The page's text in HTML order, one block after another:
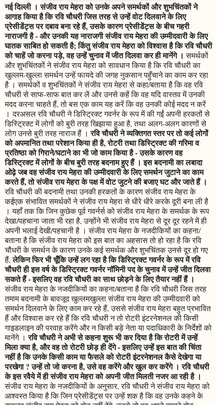
नई दिल्ली । संजीव राय मेहरा को उनके अपने समर्थकों और शुभचिंतकों ने
आगाह किया है कि रवि चौधरी जिस तरह से उन्हें वोट दिलवाने के लिए
प्रेसीडेंट्स पर दबाव बना रहे हैं, उसके कारण प्रेसीडेंट्स के बीच गहरी
नाराजगी है - और उनकी यह नाराजगी संजीव राय मेहरा की उम्मीदवारी के लिए
घातक साबित हो सकती है; किंतु संजीव राय मेहरा को विश्वास है कि रवि चौधरी
को चाहें जो करना पड़े, वह उन्हें चुनाव में जीत दिलवा कर ही मानेंगे ।समर्थकों
और शुभचिंतकों ने संजीव राय मेहरा को सावधान किया है कि रवि चौधरी का
खुल्लम-खुल्ला समर्थन उन्हें फायदे की जगह नुकसान पहुँचाने का काम कर रहा
है । समर्थकों व शुभचिंतकों ने संजीव राय मेहरा से कहा/बताया है कि वह रवि
चौधरी से साफ-साफ बात कर लें और उनसे कहें कि वह यदि वास्तव में उनकी
मदद करना चाहते हैं, तो बस एक काम यह करें कि वह उनकी कोई मदद न करें
। दरअसल रवि चौधरी ने डिस्ट्रिक्ट गवर्नर के रूप में की गईं अपनी हरकतों से
डिस्ट्रिक्ट में लोगों को बुरी तरह खिझाया हुआ है, तथा अलग-अलग कारणों से
लोग उनसे बुरी तरह नाराज हैं ।रवि चौधरी ने व्यक्तिगत स्तर पर तो कई लोगों
को अपमानित तथा परेशान किया ही है, रोटरी तथा डिस्ट्रिक्ट की गरिमा व
प्रतिष्ठा को गिराने/घटाने का भी जो काम किया है - उसके कारण वह
डिस्ट्रिक्ट में लोगों के बीच बुरी तरह बदनाम हुए हैं । इस बदनामी का लबादा
ओढ़े जब वह संजीव राय मेहरा की उम्मीदवारी के लिए समर्थन जुटाने का काम
करते हैं, तो संजीव राय मेहरा के पक्ष में वोट जुटने की बजाए घट और जाते हैं ।
रवि चौधरी की बदनामी तथा उनकी हरकतों के कारण संजीव राय मेहरा के
कईएक संभावित समर्थकों ने संजीव राय मेहरा से धीरे धीरे करके दूरी बना ली है
। यहाँ तक कि जिन कुछेक पूर्व गवर्नर्स को संजीव राय मेहरा के समर्थक के रूप
देखा/पहचाना जाता भी रहा है, उन्होंने भी संजीव राय मेहरा से दूर दूर रहने में ही
अपनी भलाई देखी/पहचानी है । संजीव राय मेहरा के नजदीकियों का कहना/
बताना है कि संजीव राय मेहरा को इस बात का अहसास तो हो रहा है कि रवि
चौधरी के समर्थन के कारण उनके कई समर्थक और शुभचिंतक उनसे दूर हो गए
हैं,लेकिन फिर भी चूँकि उन्हें लग रहा है कि डिस्ट्रिक्ट गवर्नर के रूप में रवि
चौधरी ही इस वर्ष के डिस्ट्रिक्ट गवर्नर नॉमिनी पद के चुनाव में उन्हें जीत दिलवा
सकते हैं - इसलिए वह रवि चौधरी का साथ छोड़ने के लिए तैयार नहीं हैं ।
संजीव राय मेहरा के नजदीकियों का कहना/बताना है कि रवि चौधरी जिस तरह
तमाम बदनामी के बावजूद खुल्लमखुल्ला संजीव राय मेहरा की उम्मीदवारी को
समर्थन दिलवाने के लिए काम कर रहे हैं, उससे संजीव राय मेहरा बहुत प्रभावित
हैं और विश्वास कर रहे हैं कि रवि चौधरी न तो रोटरी इंटरनेशनल की किसी
गाइडलाइन की परवाह करेंगे और न किसी बड़े नेता या पदाधिकारी के निर्देशों को
मानेंगे ।रवि चौधरी ने अभी से कहना शुरू भी कर दिया है कि रोटरी में उन्हें
मिला क्या है, और वह तो रोटरी छोड़ ही देंगे - इसलिए उन्हें इस बात की चिंता
नहीं है कि उनके किसी काम या फैसले को रोटरी इंटरनेशनल कैसे देखेगा या
परखेगा ? उन्हें तो जो करना है, उसे वह करेंगे और खुल कर करेंगे । रवि चौधरी
के इस रवैये में ही संजीव राय मेहरा को अपनी जीत मिलती नजर आ रही है ।
संजीव राय मेहरा के नजदीकियों के अनुसार, रवि चौधरी ने संजीव राय मेहरा को
आश्वस्त किया है कि जिन प्रेसीडेंट्स पर उन्हें शक है कि वह उनके कहने के